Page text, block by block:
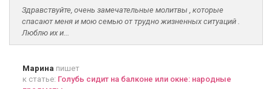
Здравствуйте, очень замечательные молитвы , которые
спасают меня и мою семью от трудно жизненных ситуаций .
Люблю их и...
Марина пишет
к статье: Голубь сидит на балконе или окне: народные